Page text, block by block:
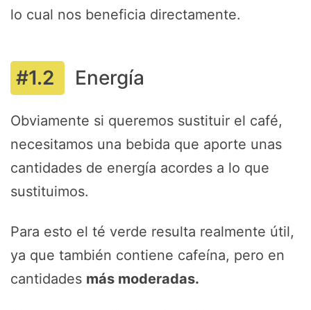
lo cual nos beneficia directamente.
Energía
Obviamente si queremos sustituir el café,
necesitamos una bebida que aporte unas
cantidades de energía acordes a lo que
sustituimos.
Para esto el té verde resulta realmente útil,
ya que también contiene cafeína, pero en
cantidades más moderadas.